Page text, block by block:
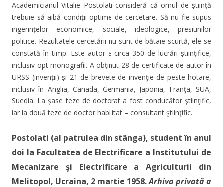
Academicianul Vitalie Postolati consideră că omul de știință
trebuie să aibă condiții optime de cercetare. Să nu fie supus
ingerințelor economice, sociale, ideologice, presiunilor
politice. Rezultatele cercetării nu sunt de bătaie scurtă, ele se
constată în timp. Este autor a circa 350 de lucrări științifice,
inclusiv opt monografii. A obținut 28 de certificate de autor în
URSS (invenții) și 21 de brevete de invenţie de peste hotare,
inclusiv în Anglia, Canada, Germania, Japonia, Franţa, SUA,
Suedia. La șase teze de doctorat a fost conducător ştiinţific,
iar la două teze de doctor habilitat – consultant ştiinţific.
Postolati (al patrulea din stânga), student în anul
doi la Facultatea de Electrificare a Institutului de
Mecanizare şi Electrificare a Agriculturii din
Melitopol, Ucraina, 2 martie 1958.Arhiva privată a